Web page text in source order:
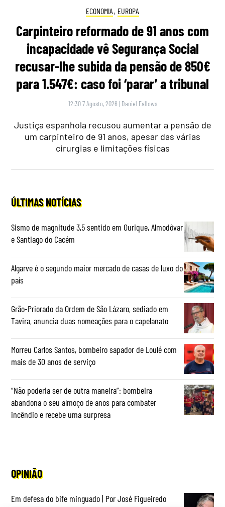
ECONOMIA , EUROPA
Carpinteiro reformado de 91 anos com
incapacidade vê Segurança Social
recusar-lhe subida da pensão de 850€
para 1.547€: caso foi ‘parar’ a tribunal
12:30 7 Agosto, 2026 | Daniel Fallows
Justiça espanhola recusou aumentar a pensão de
um carpinteiro de 91 anos, apesar das várias
cirurgias e limitações físicas
ÚLTIMAS NOTÍCIAS
Sismo de magnitude 3,5 sentido em Ourique, Almodôvar
e Santiago do Cacém
Algarve é o segundo maior mercado de casas de luxo do
país
Grão-Priorado da Ordem de São Lázaro, sediado em
Tavira, anuncia duas nomeações para o capelanato
Morreu Carlos Santos, bombeiro sapador de Loulé com
mais de 30 anos de serviço
“Não poderia ser de outra maneira”: bombeira
abandona o seu almoço de anos para combater
incêndio e recebe uma surpresa
OPINIÃO
Em defesa do bife minguado | Por José Figueiredo